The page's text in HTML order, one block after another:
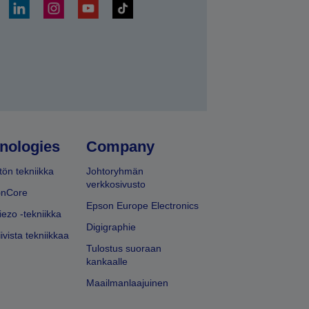
tekniikka
-tekniikka
tekniikkaa
Company
Johtoryhmän
verkkosivusto
Epson Europe Electronics
Digigraphie
Tulostus suoraan
kankaalle
Maailmanlaajuinen